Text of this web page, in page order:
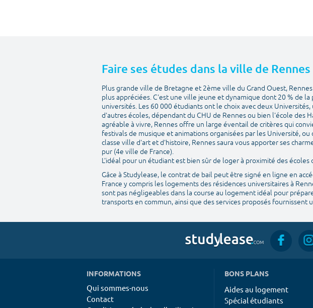
Faire ses études dans la ville de Rennes
Plus grande ville de Bretagne et 2ème ville du Grand Ouest,
plus appréciées. C'est une ville jeune et dynamique dont 20 % de
universités. Les 60 000 étudiants ont le choix avec deux
d'autres écoles, dépendant du CHU de Rennes ou bien l'école des
agréable à vivre, Rennes offre un large éventail de critères qui
festivals de musique et animations organisées par les Université,
classe ville d'art et d'histoire, Rennes saura vous apporter ses
pur (4e ville de France).
L'idéal pour un étudiant est bien sûr de loger à proximité des
Gâce à Studylease, le contrat de bail peut être signé en ligne en
France y compris les logements des résidences universitaires à
sont pas négligeables dans la course au logement idéal pour
transports en commun, ainsi que des services proposés fournissent
INFORMATIONS
Qui sommes-nous
Contact
BONS PLANS
Aides au logement
Spécial étudiants